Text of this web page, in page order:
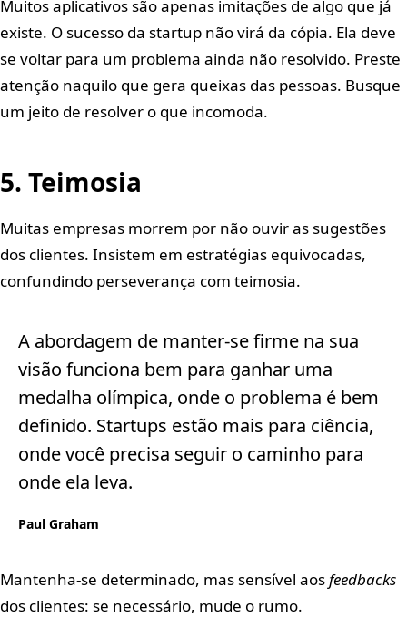
Muitos aplicativos são apenas imitações de algo que já
existe. O sucesso da startup não virá da cópia. Ela deve
se voltar para um problema ainda não resolvido. Preste
atenção naquilo que gera queixas das pessoas. Busque
um jeito de resolver o que incomoda.
5. Teimosia
Muitas empresas morrem por não ouvir as sugestões
dos clientes. Insistem em estratégias equivocadas,
confundindo perseverança com teimosia.
A abordagem de manter-se firme na sua
visão funciona bem para ganhar uma
medalha olímpica, onde o problema é bem
definido. Startups estão mais para ciência,
onde você precisa seguir o caminho para
onde ela leva.
Paul Graham
Mantenha-se determinado, mas sensível aos feedbacks
dos clientes: se necessário, mude o rumo.